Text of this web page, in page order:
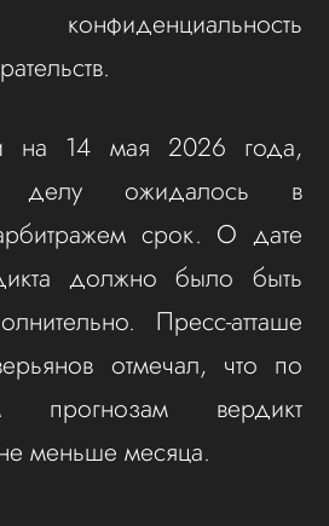
конфиденциальность
на 14 мая 2026 года,
ожидалось в
срок. О дате
должно было быть
Пресс-атташе
отмечал, что по
прогнозам вердикт
меньше месяца.